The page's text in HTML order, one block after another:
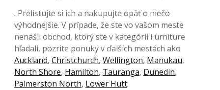
. Prelistujte si ich a nakupujte opäť o niečo
výhodnejšie. V prípade, že ste vo vašom meste
nenašli obchod, ktorý ste v kategórii Furniture
hľadali, pozrite ponuky v ďalších mestách ako
Auckland, Christchurch, Wellington, Manukau,
North Shore, Hamilton, Tauranga, Dunedin,
Palmerston North, Lower Hutt.